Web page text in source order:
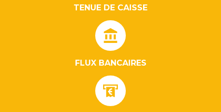
TENUE DE CAISSE
FLUX BANCAIRES